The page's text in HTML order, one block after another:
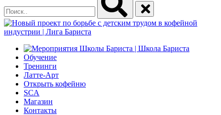
Обучение
Тренинги
Латте-Арт
Открыть кофейню
SCA
Магазин
Контакты